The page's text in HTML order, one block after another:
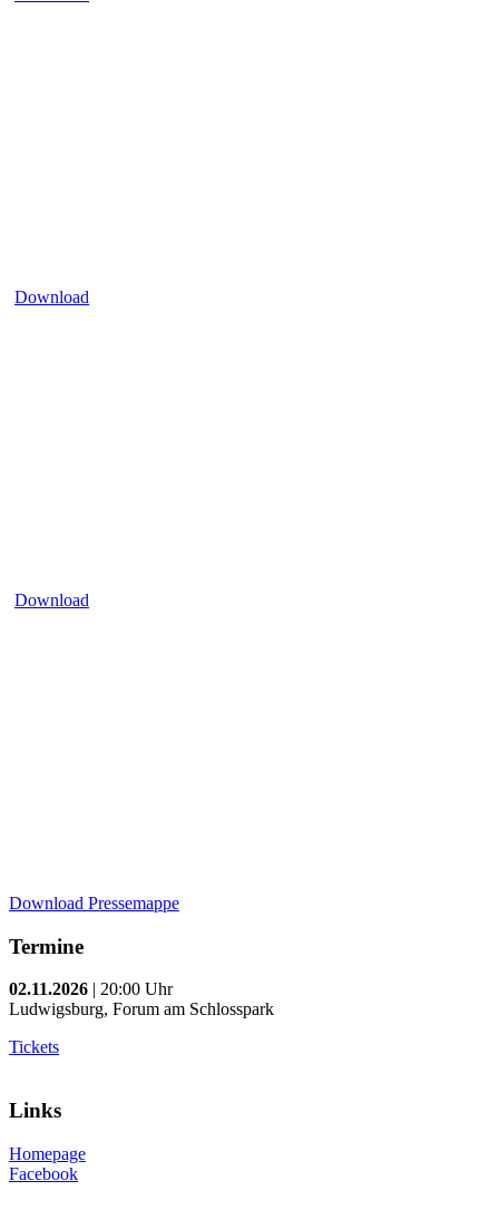
Download
Download
Download Pressemappe
Termine
02.11.2026 | 20:00 Uhr
Ludwigsburg, Forum am Schlosspark
Tickets
Links
Homepage
Facebook